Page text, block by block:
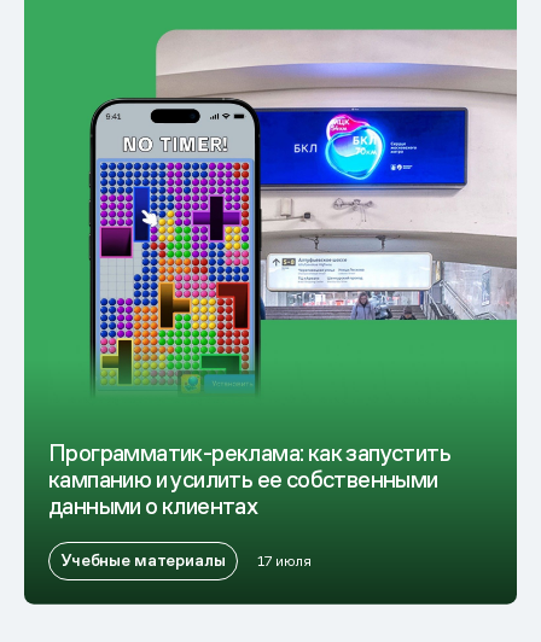
Программатик-реклама: как запустить
кампанию и усилить ее собственными
данными о клиентах
Учебные материалы 17 июля